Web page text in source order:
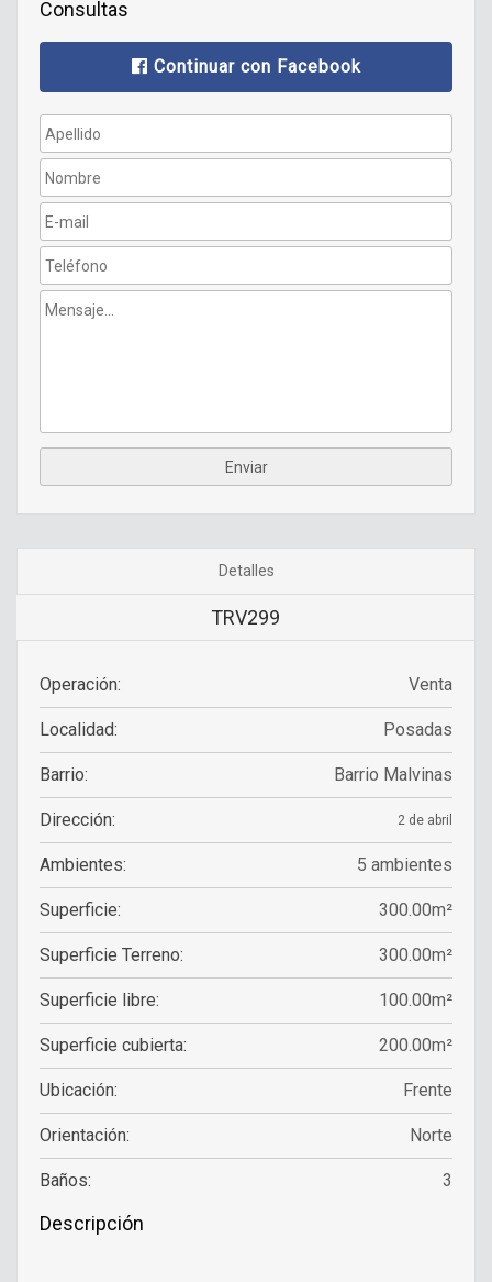
Consultas
Continuar con Facebook
Detalles
TRV299
Operación: Venta
Localidad: Posadas
Barrio: Barrio Malvinas
Dirección: 2 de abril
Ambientes: 5 ambientes
Superficie: 300.00m²
Superficie Terreno: 300.00m²
Superficie libre: 100.00m²
Superficie cubierta: 200.00m²
Ubicación: Frente
Orientación: Norte
Baños: 3
Descripción